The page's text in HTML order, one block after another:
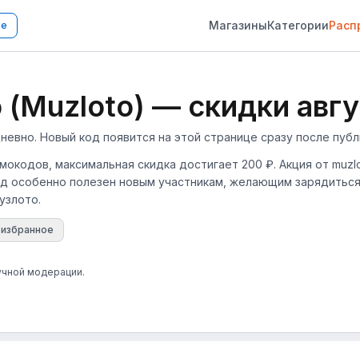
МагазиныКатегории
— скидки
Новый код появится на этой странице сразу после
максимальная скидка достигает 200 ₽. Акция от
особенно полезен новым участникам, желающим
модерации.